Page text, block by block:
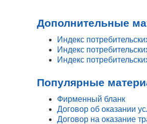
Дополнительные
Индекс
Индекс
Индекс
Популярные
Фирменный бланк
Договор об оказании
Договор на оказание